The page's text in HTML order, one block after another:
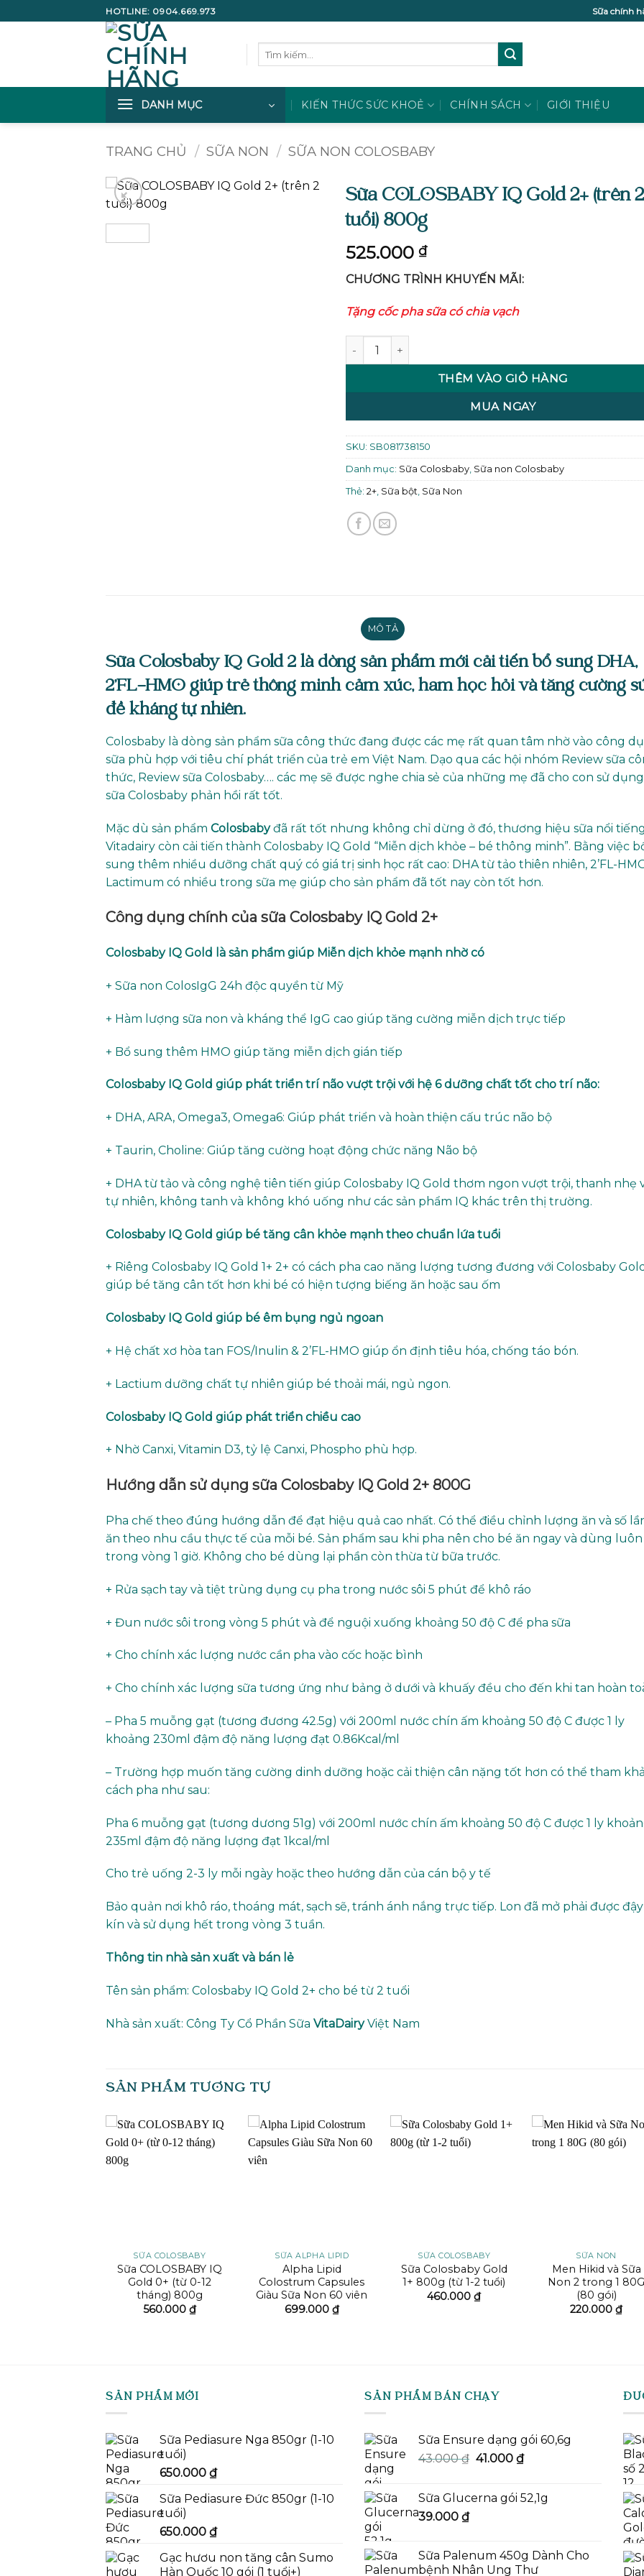
qua
HOTLINE: 0904.669.973 Sữa chính
DANH MỤC KIẾN THỨC SỨC KHOẺ CHÍNH SÁCH GIỚI THIỆU
TRANG CHỦ / SỮA NON / SỮA NON COLOSBABY
Sữa COLOSBABY IQ Gold 2+ (trên 2
tuổi) 800g
525.000 ₫
CHƯƠNG TRÌNH KHUYẾN MÃI:
Tặng cốc pha sữa có chia vạch
Sữa COLOSBABY IQ Gold 2+ (trên 2 tuổi) 800g số lượng
THÊM VÀO GIỎ HÀNG
MUA NGAY
SKU: SB081738150
Danh mục: Sữa Colosbaby, Sữa non Colosbaby
Thẻ: 2+, Sữa bột, Sữa Non
MÔ TẢ
Sữa Colosbaby IQ Gold 2 là dòng sản phẩm mới cải tiến bổ sung DHA,
2’FL-HMO giúp trẻ thông minh cảm xúc, ham học hỏi và tăng cường
đề kháng tự nhiên.
Colosbaby là dòng sản phẩm sữa công thức đang được các mẹ rất quan tâm nhờ vào công
sữa phù hợp với tiêu chí phát triển của trẻ em Việt Nam. Dạo qua các hội nhóm Review sữa
thức, Review sữa Colosbaby…. các mẹ sẽ được nghe chia sẻ của những mẹ đã cho con sử dụng
sữa Colosbaby phản hồi rất tốt.
Mặc dù sản phẩm Colosbabyđã rất tốt nhưng không chỉ dừng ở đó, thương hiệu sữa nổi
Vitadairy còn cải tiến thành Colosbaby IQ Gold “Miễn dịch khỏe – bé thông minh”. Bằng việc
sung thêm nhiều dưỡng chất quý có giá trị sinh học rất cao: DHA từ tảo thiên nhiên, 2’FL-
Lactimum có nhiều trong sữa mẹ giúp cho sản phẩm đã tốt nay còn tốt hơn.
Công dụng chính của sữa Colosbaby IQ Gold 2+
Colosbaby IQ Gold là sản phẩm giúp Miễn dịch khỏe mạnh nhờ có
+ Sữa non ColosIgG 24h độc quyền từ Mỹ
+ Hàm lượng sữa non và kháng thể IgG cao giúp tăng cường miễn dịch trực tiếp
+ Bổ sung thêm HMO giúp tăng miễn dịch gián tiếp
Colosbaby IQ Gold giúp phát triển trí não vượt trội với hệ 6 dưỡng chất tốt cho trí não:
+ DHA, ARA, Omega3, Omega6: Giúp phát triển và hoàn thiện cấu trúc não bộ
+ Taurin, Choline: Giúp tăng cường hoạt động chức năng Não bộ
+ DHA từ tảo và công nghệ tiên tiến giúp Colosbaby IQ Gold thơm ngon vượt trội, thanh nhẹ
tự nhiên, không tanh và không khó uống như các sản phẩm IQ khác trên thị trường.
Colosbaby IQ Gold giúp bé tăng cân khỏe mạnh theo chuẩn lứa tuổi
+ Riêng Colosbaby IQ Gold 1+ 2+ có cách pha cao năng lượng tương đương với Colosbaby
giúp bé tăng cân tốt hơn khi bé có hiện tượng biếng ăn hoặc sau ốm
Colosbaby IQ Gold giúp bé êm bụng ngủ ngoan
+ Hệ chất xơ hòa tan FOS/Inulin & 2’FL-HMO giúp ổn định tiêu hóa, chống táo bón.
+ Lactium dưỡng chất tự nhiên giúp bé thoải mái, ngủ ngon.
Colosbaby IQ Gold giúp phát triển chiều cao
+ Nhờ Canxi, Vitamin D3, tỷ lệ Canxi, Phospho phù hợp.
Hướng dẫn sử dụng sữa Colosbaby IQ Gold 2+ 800G
Pha chế theo đúng hướng dẫn để đạt hiệu quả cao nhất. Có thể điều chỉnh lượng ăn và số
ăn theo nhu cầu thực tế của mỗi bé. Sản phẩm sau khi pha nên cho bé ăn ngay và dùng luôn
trong vòng 1 giờ. Không cho bé dùng lại phần còn thừa từ bữa trước.
+ Rửa sạch tay và tiệt trùng dụng cụ pha trong nước sôi 5 phút để khô ráo
+ Đun nước sôi trong vòng 5 phút và để nguội xuống khoảng 50 độ C để pha sữa
+ Cho chính xác lượng nước cần pha vào cốc hoặc bình
+ Cho chính xác lượng sữa tương ứng như bảng ở dưới và khuấy đều cho đến khi tan hoàn
– Pha 5 muỗng gạt (tương đương 42.5g) với 200ml nước chín ấm khoảng 50 độ C được 1 ly
khoảng 230ml đậm độ năng lượng đạt 0.86Kcal/ml
– Trường hợp muốn tăng cường dinh dưỡng hoặc cải thiện cân nặng tốt hơn có thể tham
cách pha như sau:
Pha 6 muỗng gạt (tương dương 51g) với 200ml nước chín ấm khoảng 50 độ C được 1 ly
235ml đậm độ năng lượng đạt 1kcal/ml
Cho trẻ uống 2-3 ly mỗi ngày hoặc theo hướng dẫn của cán bộ y tế
Bảo quản nơi khô ráo, thoáng mát, sạch sẽ, tránh ánh nắng trực tiếp. Lon đã mở phải được đậy
kín và sử dụng hết trong vòng 3 tuần.
Thông tin nhà sản xuất và bán lẻ
Tên sản phẩm: Colosbaby IQ Gold 2+ cho bé từ 2 tuổi
Nhà sản xuất: Công Ty Cổ Phần Sữa VitaDairyViệt Nam
SẢN PHẨM TƯƠNG TỰ
SỮA COLOSBABY
Sữa COLOSBABY IQ
Gold 0+ (từ 0-12
tháng) 800g
560.000 ₫
SỮA ALPHA LIPID
Alpha Lipid
Colostrum Capsules
Giàu Sữa Non 60 viên
699.000 ₫
SỮA COLOSBABY
Sữa Colosbaby Gold
1+ 800g (từ 1-2 tuổi)
460.000₫
SỮA NON
Men Hikid và Sữa
Non 2 trong 1
(80 gói)
220.000₫
SẢN PHẨM MỚI
Sữa Pediasure Nga 850gr (1-10
tuổi)
650.000 ₫
Sữa Pediasure Đức 850gr (1-10
tuổi)
650.000 ₫
Gạc hươu non tăng cân Sumo
Hàn Quốc 10 gói (1 tuổi+)
SẢN PHẨM BÁN CHẠY
Sữa Ensure dạng gói 60,6g
43.000₫ Giá
43.000 ₫.
41.000 ₫Giá
là:
Sữa Glucerna gói 52,1g
39.000 ₫
Sữa Palenum 450g Dành Cho
bệnh Nhân Ung Thư